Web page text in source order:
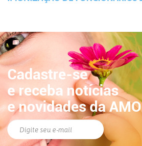
Cadastre-se
e receba notícias
e novidades da AMO